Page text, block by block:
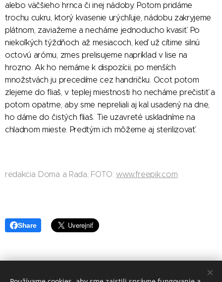
alebo väčšieho hrnca či inej nádoby. Potom pridáme
trochu cukru, ktorý kvasenie urýchľuje, nádobu zakryjeme
plátnom, zaviažeme a necháme jednoducho kvasiť. Po
niekoľkých týždňoch až mesiacoch, keď už cítime silnú
octovú arómu, zmes prelisujeme napríklad v lise na
hrozno. Ak ho nemáme k dispozícii, po menších
množstvách ju precedíme cez handričku. Ocot potom
zlejeme do fliaš, v teplej miestnosti ho necháme prečistiť a
potom opatrne, aby sme nepreliali aj kal usadený na dne,
ho dáme do čistých fliaš. Tie uzavreté uskladníme na
chladnom mieste. Predtým ich môžeme aj sterilizovať.
redakcia Doma a Rada, FOTO:www.freepik.com
Share